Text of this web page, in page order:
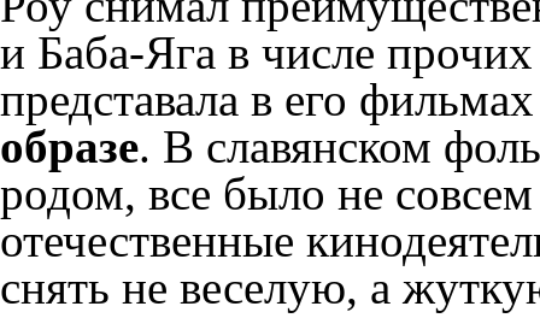
и Баба-Яга в числе прочих
представала в его
образе. В славянском
родом, все было не
отечественные
снять не веселую, а